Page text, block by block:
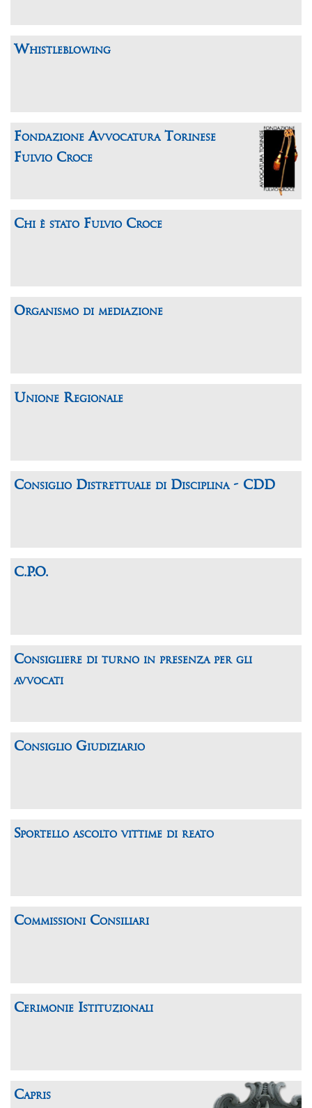
Whistleblowing
Fondazione Avvocatura Torinese
Fulvio Croce
Chi è stato Fulvio Croce
Organismo di mediazione
Unione Regionale
Consiglio Distrettuale di Disciplina - CDD
C.P.O.
Consigliere di turno in presenza per gli
avvocati
Consiglio Giudiziario
Sportello ascolto vittime di reato
Commissioni Consiliari
Cerimonie Istituzionali
Capris